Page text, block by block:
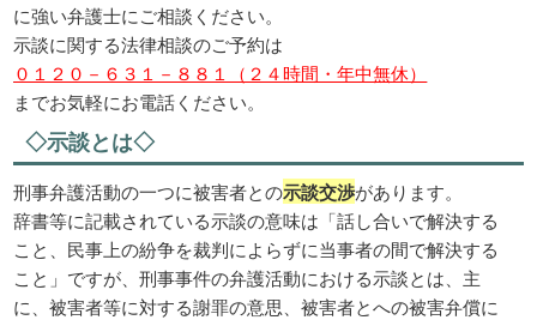
に強い弁護士にご相談ください。
示談に関する法律相談のご予約は
０１２０－６３１－８８１（２４時間・年中無休）
までお気軽にお電話ください。
◇示談とは◇
刑事弁護活動の一つに被害者との示談交渉があります。
辞書等に記載されている示談の意味は「話し合いで解決する
こと、民事上の紛争を裁判によらずに当事者の間で解決する
こと」ですが、刑事事件の弁護活動における示談とは、主
に、被害者等に対する謝罪の意思、被害者とへの被害弁償に